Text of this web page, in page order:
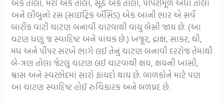
એક તોલો, મરી એક તોલો, સૂંઠ એક તોલો, પીપરીમૂળ અર્ધો તોલો
અને લીંબુનો રસ (સાઇટ્રિક ઍસિડ) એક આની ભાર એ સર્વે
બારીક વાટી ચાટણ બનાવી ચાટવાથી વાયુ બેસી જાય છે. (આ
ચટણ ધણું જ સ્વાદિષ્ટ અને પાચક છે.) ખજૂર, દ્રાક્ષ, સાકર, ઘી,
મધ અને પીપર સરખે ભાગે લઈ તેનું ચાટણ બનાવી દરરોજ તેમાંથી
બે-ત્રણ તોલા જેટલું ચાટણ લઈ ચાટવાથી ક્ષય, ક્ષયની ખાંસી,
શ્વાસ અને સ્વરભેદમાં સારો ફાયદો થાય છે. બાળકોને માટે પણ
આ ચાટણ સ્વાદિષ્ટ હોઈ રુચિકારક અને બળપ્રદ છે.